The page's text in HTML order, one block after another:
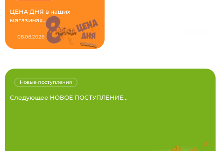
ЦЕНА ДНЯ в наших
магазинах...
08.08.2026
Следующее НОВОЕ ПОСТУПЛЕНИЕ...
Новые поступления